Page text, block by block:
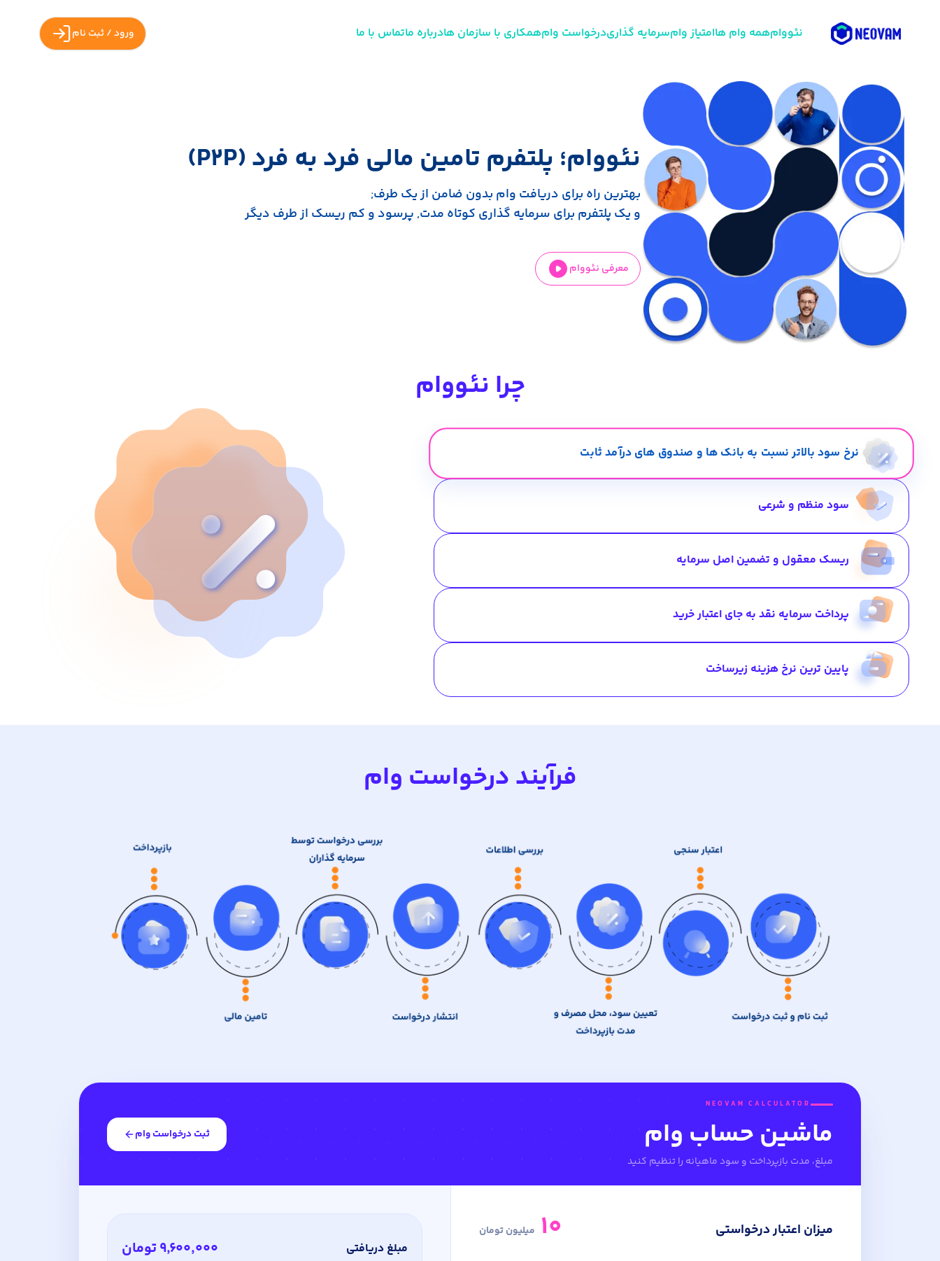
نئووامهمه وام هاامتیاز وامسرمایه گذاریدرخواست وامهمکاری با سازمان هادرباره ماتماس با ما ورود / ثبت نام
نئووام؛ پلتفرم تامین مالی فرد به فرد (P2P)
بهترین راه برای دریافت وام بدون ضامن از یک طرف;
و یک پلتفرم برای سرمایه گذاری کوتاه مدت, پرسود و کم ریسک از طرف دیگر
معرفی نئووام
چرا نئووام
نرخ سود بالاتر نسبت به بانک ها و صندوق های درآمد ثابت
سود منظم و شرعی
ریسک معقول و تضمین اصل سرمایه
پرداخت سرمایه نقد به جای اعتبار خرید
پایین ترین نرخ هزینه زیرساخت
فرآیند درخواست وام
NEOVAM CALCULATOR
ماشین حساب وام
مبلغ، مدت بازپرداخت و سود ماهیانه را تنظیم کنید
ثبت درخواست وام
میزان اعتبار درخواستی ۱۰ میلیون تومان
مبلغ دریافتی ۹٬۶۰۰٬۰۰۰ تومان